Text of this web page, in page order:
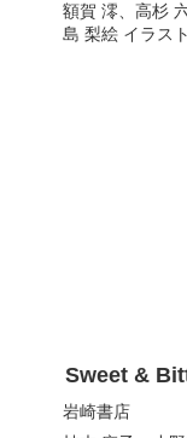
額賀 澪
高杉
島 梨絵イラス
Sweet &
岩崎書店